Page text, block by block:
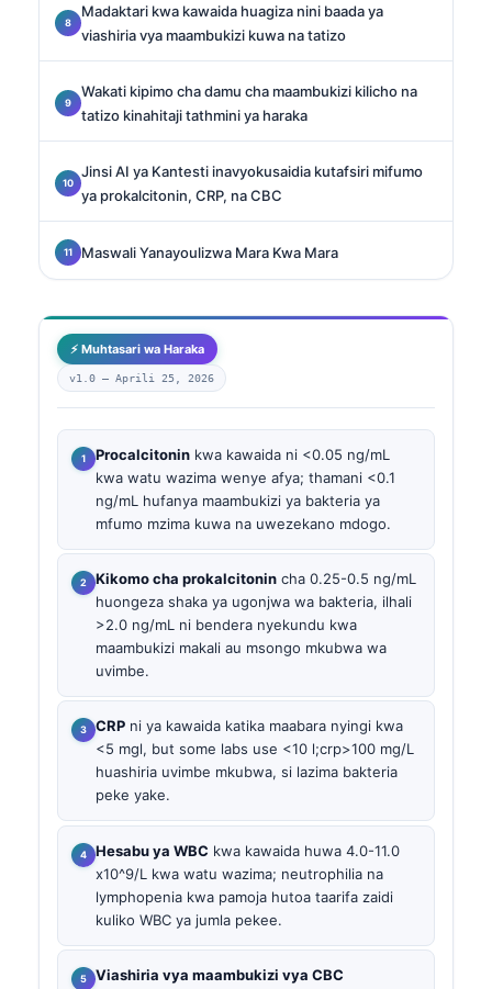
Madaktari kwa kawaida huagiza nini baada ya
viashiria vya maambukizi kuwa na tatizo
Wakati kipimo cha damu cha maambukizi kilicho na
tatizo kinahitaji tathmini ya haraka
Jinsi AI ya Kantesti inavyokusaidia kutafsiri mifumo
ya prokalcitonin, CRP, na CBC
Maswali Yanayoulizwa Mara Kwa Mara
⚡ Muhtasari wa Haraka
v1.0 — Aprili 25, 2026
Procalcitonin kwa kawaida ni <0.05 ng/mL
kwa watu wazima wenye afya; thamani <0.1
ng/mL hufanya maambukizi ya bakteria ya
mfumo mzima kuwa na uwezekano mdogo.
Kikomo cha prokalcitonin cha 0.25-0.5 ng/mL
huongeza shaka ya ugonjwa wa bakteria, ilhali
>2.0 ng/mL ni bendera nyekundu kwa
maambukizi makali au msongo mkubwa wa
uvimbe.
CRP ni ya kawaida katika maabara nyingi kwa
<5 mgl, but some labs use <10 l;crp>100 mg/L
huashiria uvimbe mkubwa, si lazima bakteria
peke yake.
Hesabu ya WBC kwa kawaida huwa 4.0-11.0
x10^9/L kwa watu wazima; neutrophilia na
lymphopenia kwa pamoja hutoa taarifa zaidi
kuliko WBC ya jumla pekee.
Viashiria vya maambukizi vya CBC